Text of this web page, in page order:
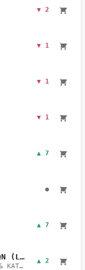
▼ 2
▼ 1
▼ 1
▼ 1
▲ 7
●
▲ 7
ΤΟ ΒΑΛΣ ΤΩΝ ΟΝΕΙΡΩΝ (LIVE)
ΜΠΑΚΟΥΛΗΣ ΔΗΜΗΤΡΗΣ & ΚΑΤΣΙΜΙΧΑ ΜΑΡΙΑΝΑ
▲ 2